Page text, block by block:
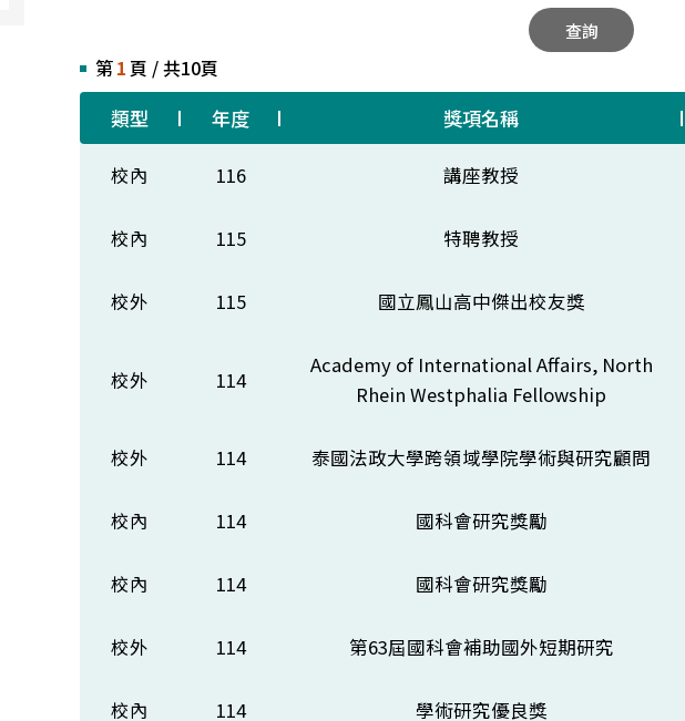
查詢
第1 頁 / 共10頁
類型 年度 獎項名稱
校內 116 講座教授
校內 115 特聘教授
校外 115 國立鳳山高中傑出校友獎
校外 114
Academy of International Affairs, North
Rhein Westphalia Fellowship
校外 114 泰國法政大學跨領域學院學術與研究顧問
校內 114 國科會研究獎勵
校內 114 國科會研究獎勵
校外 114 第63屆國科會補助國外短期研究
校內 114 學術研究優良獎